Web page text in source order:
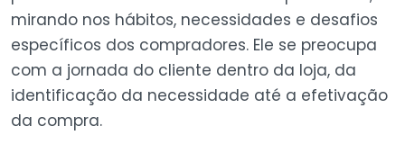
mirando nos hábitos, necessidades e desafios
específicos dos compradores. Ele se preocupa
com a jornada do cliente dentro da loja, da
identificação da necessidade até a efetivação
da compra.